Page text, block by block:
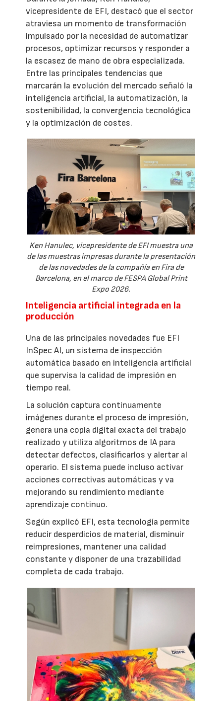
vicepresidente de EFI, destacó que el sector
atraviesa un momento de transformación
impulsado por la necesidad de automatizar
procesos, optimizar recursos y responder a
la escasez de mano de obra especializada.
Entre las principales tendencias que
marcarán la evolución del mercado señaló la
inteligencia artificial, la automatización, la
sostenibilidad, la convergencia tecnológica
y la optimización de costes.
Ken Hanulec, vicepresidente de EFI muestra una
de las muestras impresas durante la presentación
de las novedades de la compañía en Fira de
Barcelona, en el marco de FESPA Global Print
Expo 2026.
Inteligencia artificial integrada en la
producción
Una de las principales novedades fue EFI
InSpec AI, un sistema de inspección
automática basado en inteligencia artificial
que supervisa la calidad de impresión en
tiempo real.
La solución captura continuamente
imágenes durante el proceso de impresión,
genera una copia digital exacta del trabajo
realizado y utiliza algoritmos de IA para
detectar defectos, clasificarlos y alertar al
operario. El sistema puede incluso activar
acciones correctivas automáticas y va
mejorando su rendimiento mediante
aprendizaje continuo.
Según explicó EFI, esta tecnología permite
reducir desperdicios de material, disminuir
reimpresiones, mantener una calidad
constante y disponer de una trazabilidad
completa de cada trabajo.